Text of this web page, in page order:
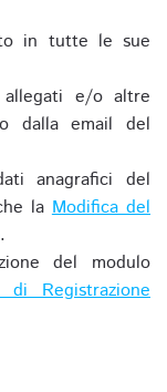
in tutte le sue
allegati e/o altre
dalla email del
anagrafici del
laModifica del
.
del modulo
di Registrazione